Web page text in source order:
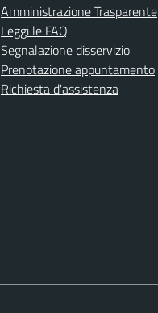
Amministrazione Trasparente
Leggi le FAQ
Segnalazione disservizio
Prenotazione appuntamento
Richiesta d'assistenza